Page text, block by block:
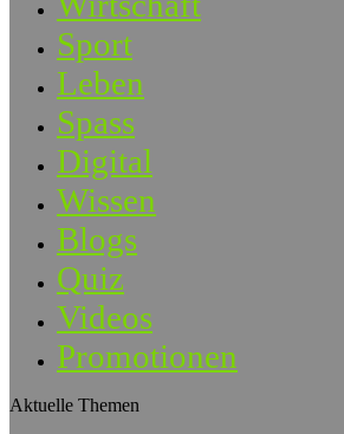
Sport
Leben
Spass
Digital
Wissen
Blogs
Quiz
Videos
Promotionen
Aktuelle Themen